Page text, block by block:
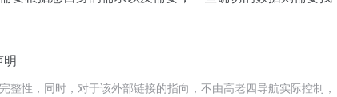
明
性，同时，对于该外部链接的指向，不由高老四导航实际控制，